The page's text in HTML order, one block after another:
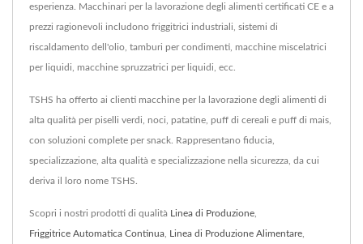
esperienza. Macchinari per la lavorazione degli alimenti certificati CE e a
prezzi ragionevoli includono friggitrici industriali, sistemi di
riscaldamento dell'olio, tamburi per condimenti, macchine miscelatrici
per liquidi, macchine spruzzatrici per liquidi, ecc.
TSHS ha offerto ai clienti macchine per la lavorazione degli alimenti di
alta qualità per piselli verdi, noci, patatine, puff di cereali e puff di mais,
con soluzioni complete per snack. Rappresentano fiducia,
specializzazione, alta qualità e specializzazione nella sicurezza, da cui
deriva il loro nome TSHS.
Scopri i nostri prodotti di qualità Linea di Produzione
Friggitrice Automatica Continua Linea di Produzione Alimentare